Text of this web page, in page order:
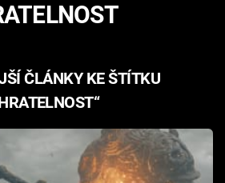
AVENGERS 5
ČLÁNKY KE ŠTÍTKU